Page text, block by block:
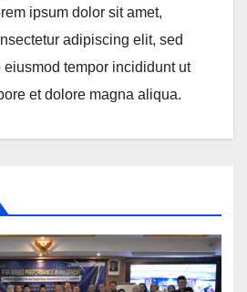
ipsum dolor sit amet,
adipiscing elit, sed
eiusmod tempor incididunt ut
et dolore magna aliqua.